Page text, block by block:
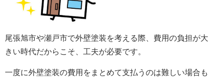
尾張旭市や瀬戸市で外壁塗装を考える際、費用の負担が大
きい時代だからこそ、工夫が必要です。
一度に外壁塗装の費用をまとめて支払うのは難しい場合も